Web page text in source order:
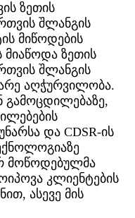
ზეთის
შლანგის
მიწოდების
მიაწოდა ზეთის
შლანგის
აღჭურვილობა.
გამოცდილებაზე,
და CDSR-ის
მოწოდებულმა
კლიენტების
ასევე მის